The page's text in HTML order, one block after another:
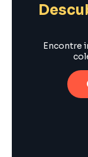
Encontre